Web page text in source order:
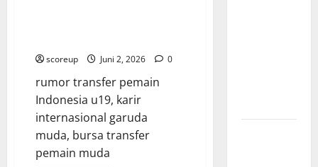
scoreup Juni 2, 2026 0
rumor transfer pemain
Indonesia u19, karir
internasional garuda
muda, bursa transfer
pemain muda